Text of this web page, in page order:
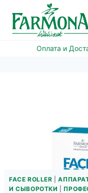
содержимому
Оплата и
FACE ROLLER |
И СЫВОРОТКИ